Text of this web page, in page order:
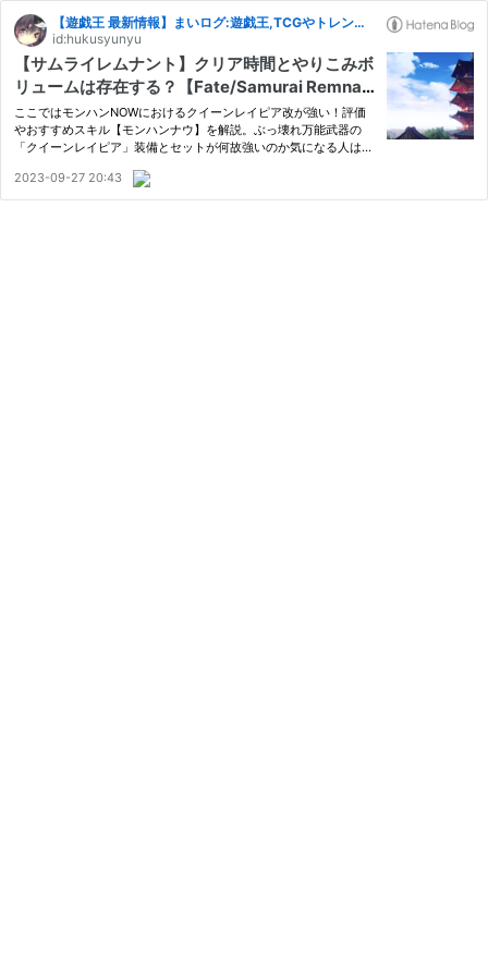
【遊戯王 最新情報】まいログ:遊戯王,TCGやトレンド情報まとめ
id:hukusyunyu
【サムライレムナント】クリア時間とやりこみボ
リュームは存在する？【Fate/Samurai Remnan
t攻略】
ここではモンハンNOWにおけるクイーンレイピア改が強い！評価
やおすすめスキル【モンハンナウ】を解説。ぶっ壊れ万能武器の
「クイーンレイピア」装備とセットが何故強いのか気になる人は参
2023-09-27 20:43